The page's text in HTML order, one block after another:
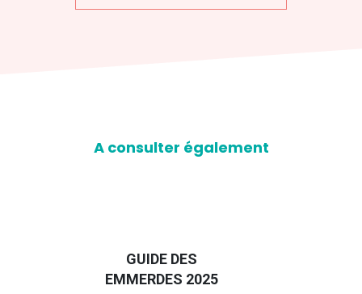
A consulter également
GUIDE DES
EMMERDES 2025